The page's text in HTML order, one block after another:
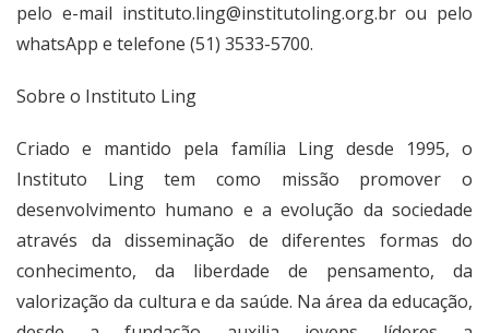
pelo e-mail instituto.ling@institutoling.org.brou pelo
whatsApp e telefone (51) 3533-5700.
Sobre o Instituto Ling
Criado e mantido pela família Ling desde 1995, o
Instituto Ling tem como missão promover o
desenvolvimento humano e a evolução da sociedade
através da disseminação de diferentes formas do
conhecimento, da liberdade de pensamento, da
valorização da cultura e da saúde. Na área da educação,